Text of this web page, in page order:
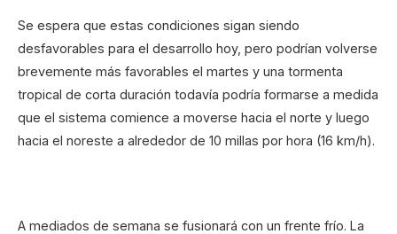
Se espera que estas condiciones sigan siendo
desfavorables para el desarrollo hoy, pero podrían volverse
brevemente más favorables el martes y una tormenta
tropical de corta duración todavía podría formarse a medida
que el sistema comience a moverse hacia el norte y luego
hacia el noreste a alrededor de 10 millas por hora (16 km/h).
A mediados de semana se fusionará con un frente frío. La